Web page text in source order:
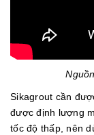
Sikagrout cần
được định lượng
tốc độ thấp, nên